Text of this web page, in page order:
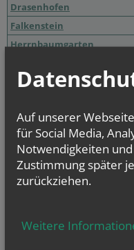
Drasenhofen
Falkenstein
Herrnbaumgarten
Ottenthal
Schrattenberg
Stützenhofen
NAMENSTAGE
Auf unserer
für Social Media,
Notwendigkeiten
Zustimmung später
zurückziehen.
Weitere